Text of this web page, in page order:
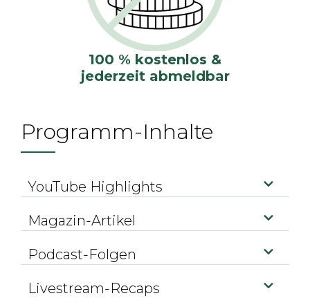
100 % kostenlos &
jederzeit abmeldbar
Programm-Inhalte
YouTube Highlights
Magazin-Artikel
Podcast-Folgen
Livestream-Recaps